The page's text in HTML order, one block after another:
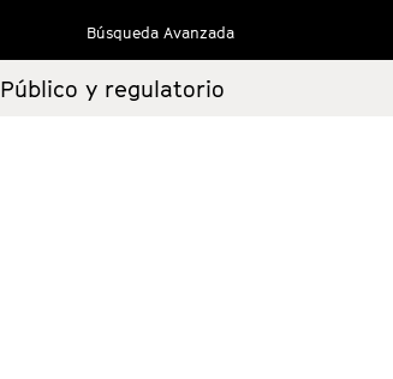
Búsqueda Avanzada
Público y regulatorio